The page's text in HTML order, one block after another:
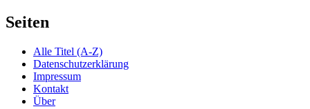
Seiten
Alle Titel (A-Z)
Datenschutzerklärung
Impressum
Kontakt
Über